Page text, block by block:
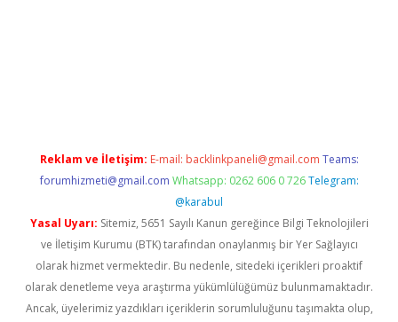
Reklam ve İletişim: E-mail: backlinkpaneli@gmail.com Teams:
forumhizmeti@gmail.com Whatsapp: 0262 606 0 726 Telegram:
@karabul
Yasal Uyarı: Sitemiz, 5651 Sayılı Kanun gereğince Bilgi Teknolojileri
ve İletişim Kurumu (BTK) tarafından onaylanmış bir Yer Sağlayıcı
olarak hizmet vermektedir. Bu nedenle, sitedeki içerikleri proaktif
olarak denetleme veya araştırma yükümlülüğümüz bulunmamaktadır.
Ancak, üyelerimiz yazdıkları içeriklerin sorumluluğunu taşımakta olup,